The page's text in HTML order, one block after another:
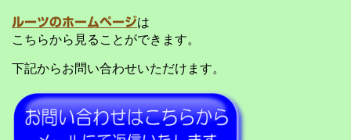
ルーツのホームページは
こちらから見ることができます。
下記からお問い合わせいただけます。